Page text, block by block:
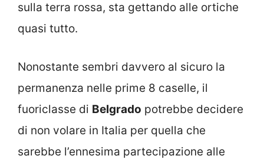
sulla terra rossa, sta gettando alle ortiche
quasi tutto.
Nonostante sembri davvero al sicuro la
permanenza nelle prime 8 caselle, il
fuoriclasse di Belgrado potrebbe decidere
di non volare in Italia per quella che
sarebbe l’ennesima partecipazione alle